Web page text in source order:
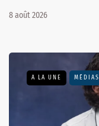
8 août 2026
A LA UNE MÉDIAS